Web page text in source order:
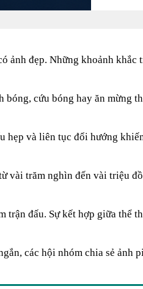
đẹp. Những khoảnh khắc
cứu bóng hay ăn mừng
hẹp và liên tục đổi hướng
vài trăm nghìn đến vài triệu
đấu. Sự kết hợp giữa thể
các hội nhóm chia sẻ ảnh